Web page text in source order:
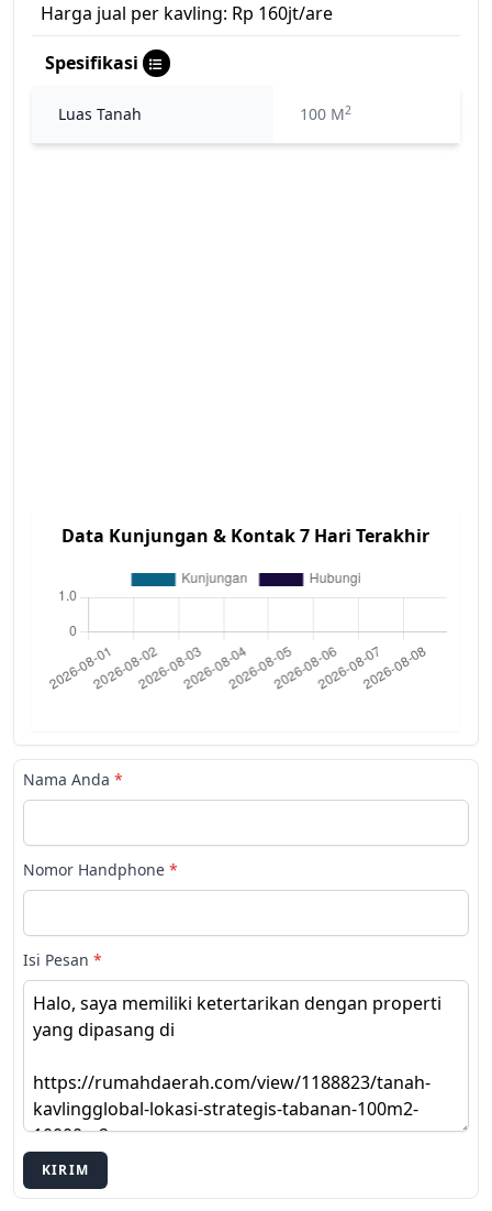
Harga jual per kavling: Rp 160jt/are
Spesifikasi
Luas Tanah 100 M2
Data Kunjungan & Kontak 7 Hari Terakhir
Nama Anda *
Nomor Handphone *
Isi Pesan *
KIRIM